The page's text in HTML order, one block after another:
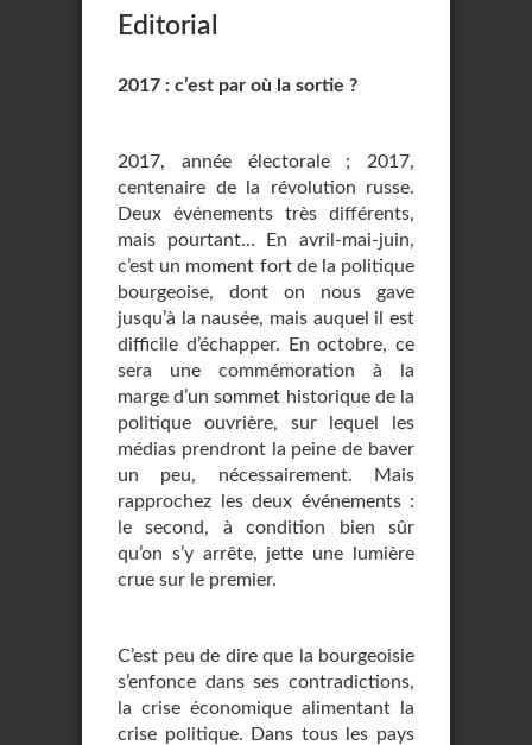
Editorial
2017 : c’est par où la sortie ?
2017, année électorale ; 2017,
centenaire de la révolution russe.
Deux événements très différents,
mais pourtant… En avril-mai-juin,
c’est un moment fort de la politique
bourgeoise, dont on nous gave
jusqu’à la nausée, mais auquel il est
difficile d’échapper. En octobre, ce
sera une commémoration à la
marge d’un sommet historique de la
politique ouvrière, sur lequel les
médias prendront la peine de baver
un peu, nécessairement. Mais
rapprochez les deux événements :
le second, à condition bien sûr
qu’on s’y arrête, jette une lumière
crue sur le premier.
C’est peu de dire que la bourgeoisie
s’enfonce dans ses contradictions,
la crise économique alimentant la
crise politique. Dans tous les pays